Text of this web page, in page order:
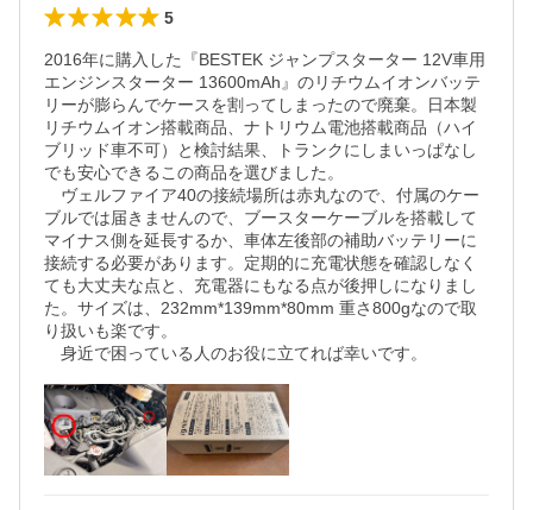
5
2016年に購入した『BESTEK ジャンプスターター 12V車用
エンジンスターター 13600mAh』のリチウムイオンバッテ
リーが膨らんでケースを割ってしまったので廃棄。日本製
リチウムイオン搭載商品、ナトリウム電池搭載商品（ハイ
ブリッド車不可）と検討結果、トランクにしまいっぱなし
でも安心できるこの商品を選びました。
ヴェルファイア40の接続場所は赤丸なので、付属のケー
ブルでは届きませんので、ブースターケーブルを搭載して
マイナス側を延長するか、車体左後部の補助バッテリーに
接続する必要があります。定期的に充電状態を確認しなく
ても大丈夫な点と、充電器にもなる点が後押しになりまし
た。サイズは、232mm*139mm*80mm 重さ800gなので取
り扱いも楽です。
身近で困っている人のお役に立てれば幸いです。